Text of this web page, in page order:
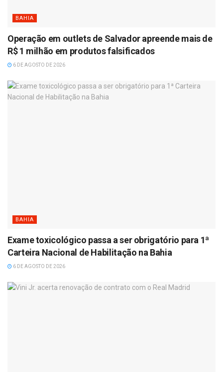
BAHIA
Operação em outlets de Salvador apreende mais de
R$ 1 milhão em produtos falsificados
6 DE AGOSTO DE 2026
BAHIA
Exame toxicológico passa a ser obrigatório para 1ª
Carteira Nacional de Habilitação na Bahia
6 DE AGOSTO DE 2026